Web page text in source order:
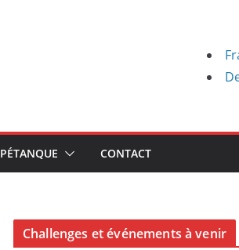
PÉTANQUE CONTACT
Challenges et événements à venir